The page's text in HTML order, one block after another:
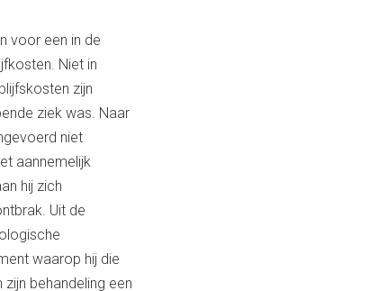
voor een in de
Niet in
zijn
ziek was. Naar
niet
aannemelijk
hij zich
Uit de
waarop hij die
behandeling een